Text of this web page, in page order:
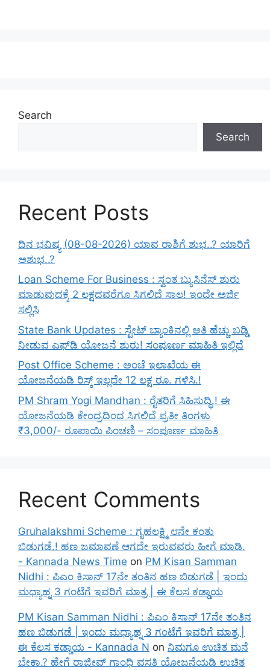
Search
Search
Recent Posts
ದಿನ ಭವಿಷ್ಯ (08-08-2026) ಯಾವ ರಾಶಿಗೆ ಶುಭ..? ಯಾರಿಗೆ
ಅಶುಭ..?
Loan Scheme For Business : ಸ್ವಂತ ಬ್ಯುಸಿನೆಸ್ ಶುರು
ಮಾಡುವುದಕ್ಕೆ 2 ಲಕ್ಷದವರೆಗೂ ಸಿಗಲಿದೆ ಸಾಲ! ಇಂದೇ ಅರ್ಜಿ
ಸಲ್ಲಿಸಿ
State Bank Updates : ಸ್ಟೇಟ್ ಬ್ಯಾಂಕಿನಲ್ಲಿ ಅತಿ ಹೆಚ್ಚು ಬಡ್ಡಿ
ನೀಡುವ ಎಫ್‌ಡಿ ಯೋಜನೆ ಶುರು! ಸಂಪೂರ್ಣ ಮಾಹಿತಿ ಇಲ್ಲಿದೆ
Post Office Scheme : ಅಂಚೆ ಇಲಾಖೆಯ ಈ
ಯೋಜನೆಯಡಿ ರಿಸ್ಕ್‌ ಇಲ್ಲದೇ 12 ಲಕ್ಷ ರೂ. ಗಳಿಸಿ.!
PM Shram Yogi Mandhan : ರೈತರಿಗೆ ಸಿಹಿಸುದ್ಧಿ.! ಈ
ಯೋಜನೆಯಡಿ ಕೇಂದ್ರದಿಂದ ಸಿಗಲಿದೆ ಪ್ರತೀ ತಿಂಗಳು
₹3,000/- ರೂಪಾಯಿ ಪಿಂಚಣಿ – ಸಂಪೂರ್ಣ ಮಾಹಿತಿ
Recent Comments
Gruhalakshmi Scheme : ಗೃಹಲಕ್ಷ್ಮಿ ೮ನೇ ಕಂತು
ಬಿಡುಗಡೆ.! ಹಣ ಜಮಾವಣೆ ಆಗದೇ ಇರುವವರು ಹೀಗೆ ಮಾಡಿ.
- Kannada News Time on PM Kisan Samman
Nidhi : ಪಿಎಂ ಕಿಸಾನ್ 17ನೇ ತಂತಿನ ಹಣ ಬಿಡುಗಡೆ | ಇಂದು
ಮಧ್ಯಾಹ್ನ 3 ಗಂಟೆಗೆ ಇವರಿಗೆ ಮಾತ್ರ | ಈ ಕೆಲಸ ಕಡ್ಡಾಯ
PM Kisan Samman Nidhi : ಪಿಎಂ ಕಿಸಾನ್ 17ನೇ ತಂತಿನ
ಹಣ ಬಿಡುಗಡೆ | ಇಂದು ಮಧ್ಯಾಹ್ನ 3 ಗಂಟೆಗೆ ಇವರಿಗೆ ಮಾತ್ರ |
ಈ ಕೆಲಸ ಕಡ್ಡಾಯ - Kannada N on ನಿಮಗೂ ಉಚಿತ ಮನೆ
ಬೇಕಾ.? ಹೇಗೆ ರಾಜೀವ್ ಗಾಂಧಿ ವಸತಿ ಯೋಜನೆಯಡಿ ಉಚಿತ